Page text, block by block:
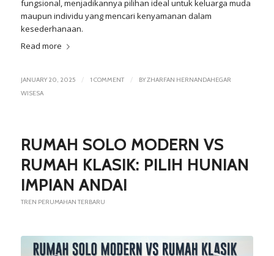
fungsional, menjadikannya pilihan ideal untuk keluarga muda
maupun individu yang mencari kenyamanan dalam
kesederhanaan.
Read more
JANUARY 20, 2025 / 1 COMMENT / BYZHARFAN HERNANDAHEGAR
WISESA
RUMAH SOLO MODERN VS
RUMAH KLASIK: PILIH HUNIAN
IMPIAN ANDA!
TREN PERUMAHAN TERBARU